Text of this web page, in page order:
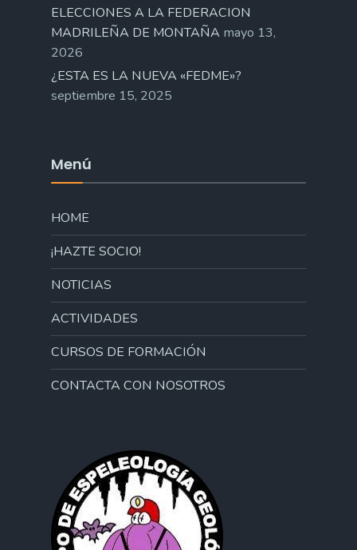
ELECCIONES A LA FEDERACION
MADRILEÑA DE MONTAÑA mayo 13,
2026
¿ESTA ES LA NUEVA «FEDME»?
septiembre 15, 2025
Menú
HOME
¡HAZTE SOCIO!
NOTICIAS
ACTIVIDADES
CURSOS DE FORMACIÓN
CONTACTA CON NOSOTROS